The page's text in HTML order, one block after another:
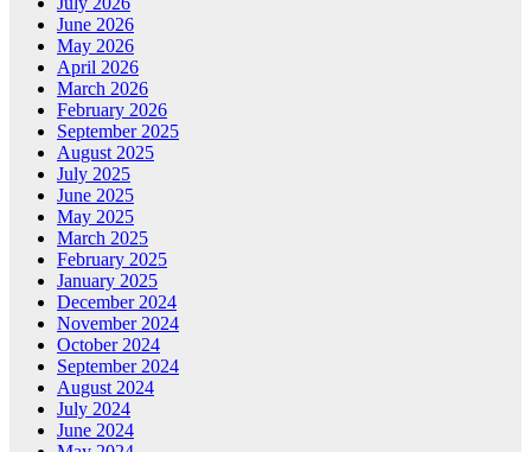
June 2026
May 2026
April 2026
March 2026
February 2026
September 2025
August 2025
July 2025
June 2025
May 2025
March 2025
February 2025
January 2025
December 2024
November 2024
October 2024
September 2024
August 2024
July 2024
June 2024